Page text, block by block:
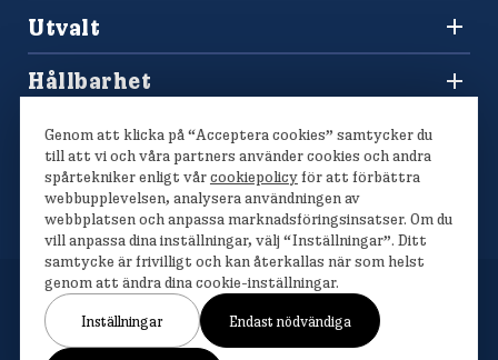
Press och nyhetsrum
Sponsring
Tävlingar
Hitta din Polarklämma
Utvalt
Lediga jobb
Våra bröd
Hållbarhet
Polarmetoden
Om cookies
Cookieinställningar
Genom att klicka på “Acceptera cookies” samtycker du
till att vi och våra partners använder cookies och andra
spårtekniker enligt vårcookiepolicyför att förbättra
webbupplevelsen, analysera användningen av
webbplatsen och anpassa marknadsföringsinsatser. Om du
vill anpassa dina inställningar, välj “Inställningar”. Ditt
samtycke är frivilligt och kan återkallas när som helst
genom att ändra dina cookie-inställningar.
Inställningar Endast nödvändiga